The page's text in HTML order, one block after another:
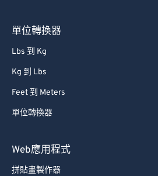
單位轉換器
Lbs 到 Kg
Kg 到 Lbs
Feet 到 Meters
單位轉換器
Web應用程式
拼貼畫製作器